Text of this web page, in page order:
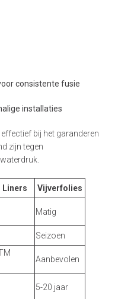
consistente fusie
installaties
bij het garanderen
zijn tegen
Liners
Vijverfolies
Matig
Seizoen
Aanbevolen
5-20 jaar